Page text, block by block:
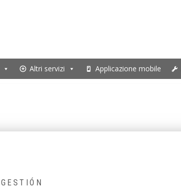
Altri servizi Applicazione mobile